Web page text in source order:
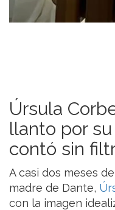
Úrsula
llanto por
contó sin
A casi dos meses
madre de Dante,
con la imagen